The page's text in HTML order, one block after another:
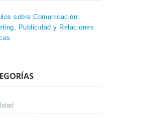
sobre Comunicación,
Publicidad y Relaciones